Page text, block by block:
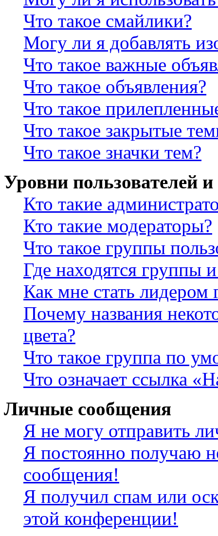
Что такое смайлики?
Могу ли я добавлять
Что такое важные
Что такое объявления?
Что такое
Что такое закрытые
Что такое значки тем?
Уровни пользователей
Кто такие
Кто такие модераторы?
Что такое группы
Где находятся группы
Как мне стать лидером
Почему названия
цвета?
Что такое группа по
Что означает ссылка
Личные сообщения
Я не могу отправить
Я постоянно получаю
сообщения!
Я получил спам или
этой конференции!